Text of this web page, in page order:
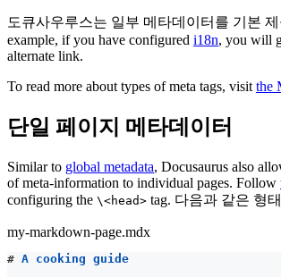
도큐사우루스는 일부 메타데이터를 기본
example, if you have configured i18n, you will
alternate link.
To read more about types of meta tags, visit the
단일 페이지 메타데이터
Similar to global metadata, Docusaurus also
of meta-information to individual pages. Follow
configuring the \<head> tag. 다음과 같은 형
my-markdown-page.mdx
# A cooking guide